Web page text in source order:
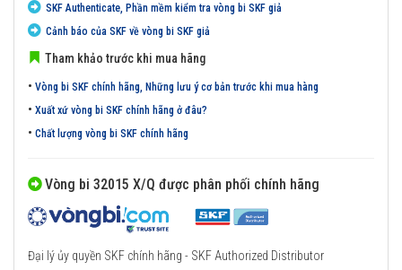
SKF Authenticate, Phần mềm kiểm tra vòng bi SKF giả
Cảnh báo của SKF về vòng bi SKF giả
Tham khảo trước khi mua hãng
• Vòng bi SKF chính hãng, Những lưu ý cơ bản trước khi mua hàng
• Xuất xứ vòng bi SKF chính hãng ở đâu?
• Chất lượng vòng bi SKF chính hãng
Vòng bi 32015 X/Q được phân phối chính hãng
Đại lý ủy quyền SKF chính hãng - SKF Authorized Distributor